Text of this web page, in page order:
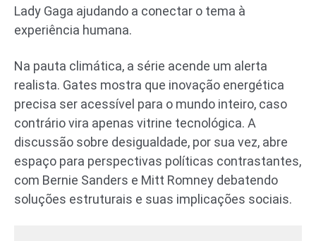
Lady Gaga ajudando a conectar o tema à
experiência humana.
Na pauta climática, a série acende um alerta
realista. Gates mostra que inovação energética
precisa ser acessível para o mundo inteiro, caso
contrário vira apenas vitrine tecnológica. A
discussão sobre desigualdade, por sua vez, abre
espaço para perspectivas políticas contrastantes,
com Bernie Sanders e Mitt Romney debatendo
soluções estruturais e suas implicações sociais.